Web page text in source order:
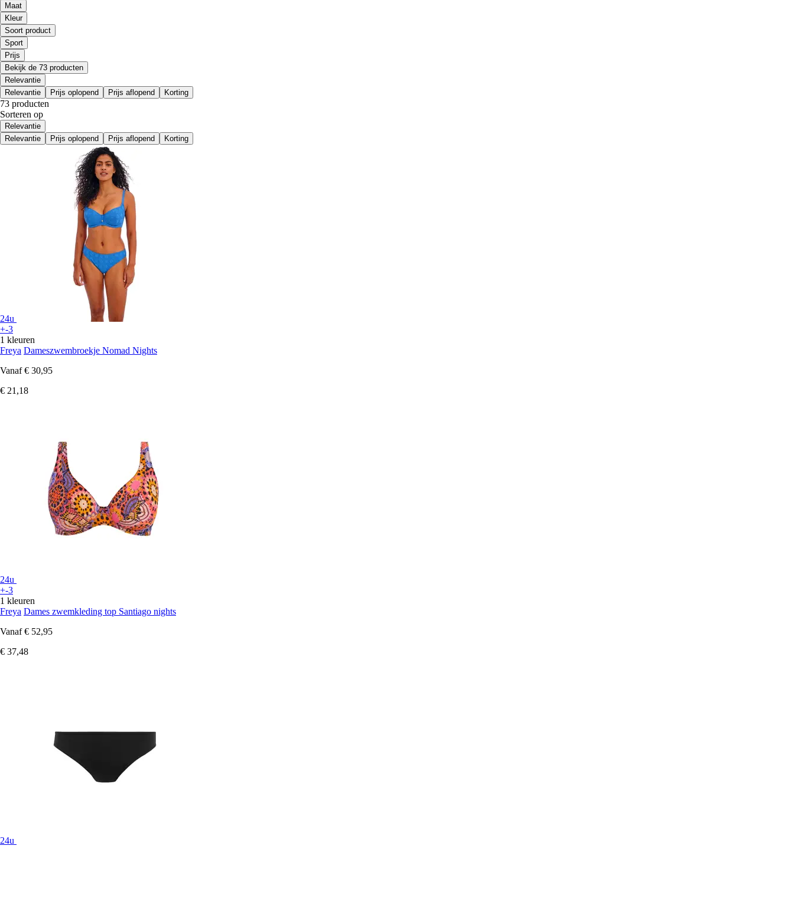
Maat
Kleur
Soort product
Sport
Prijs
Bekijk de 73 producten
Relevantie
Relevantie
Prijs oplopend Prijs aflopend Korting
73 producten
Sorteren op
Relevantie
Relevantie
Prijs oplopend Prijs aflopend Korting
24u
+-3
1 kleuren
Freya Dameszwembroekje Nomad Nights
Vanaf € 30,95
€ 21,18
24u
+-3
1 kleuren
Freya Dames zwemkleding top Santiago nights
Vanaf € 52,95
€ 37,48
24u